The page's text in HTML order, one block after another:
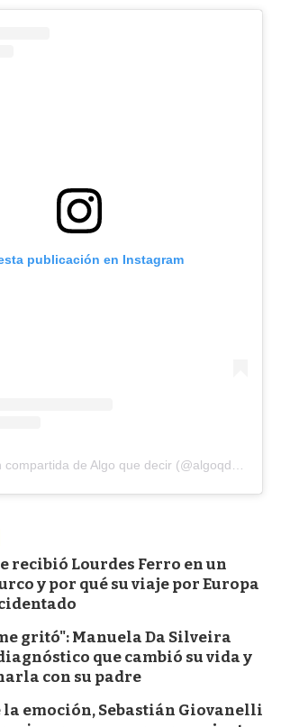
publicación en Instagram
recibió Lourdes Ferro en un
y por qué su viaje por Europa
gritó": Manuela Da Silveira
que cambió su vida y
con su padre
la emoción, Sebastián Giovanelli